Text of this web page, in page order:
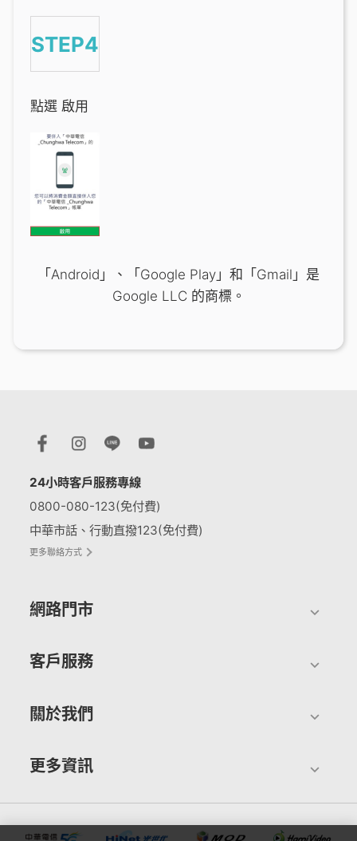
STEP4
點選 啟用
「Android」、「Google Play」和「Gmail」是
Google LLC 的商標。
24小時客戶服務專線
0800-080-123(免付費)
中華市話、行動直撥123(免付費)
更多聯絡方式
網路門市
客戶服務
關於我們
更多資訊